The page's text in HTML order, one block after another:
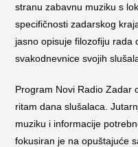
stranu zabavnu muziku s
specifičnosti zadarskog
jasno opisuje filozofiju rada
svakodnevnice svojih
Program Novi Radio Zadar
ritam dana slušalaca.
muziku i informacije
fokusiran je na opuštajuće